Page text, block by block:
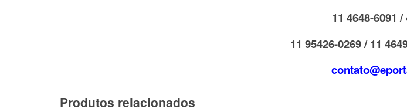
11 4648-6091
11 95426-0269 / 11
Produtos relacionados